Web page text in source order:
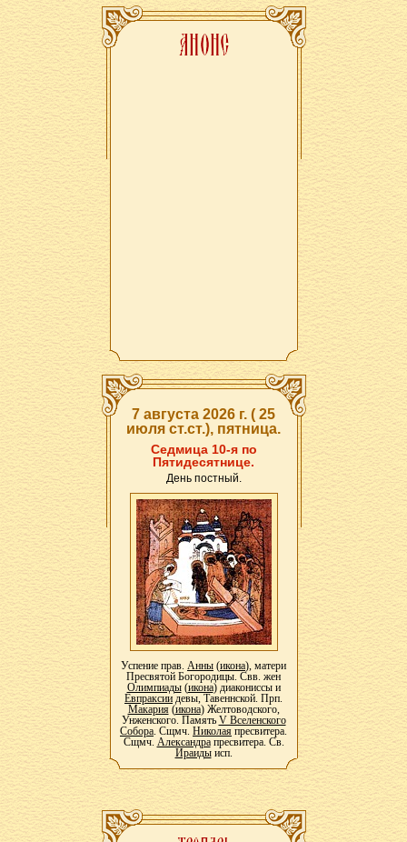
7 августа 2026 г. ( 25
июля ст.ст.), пятница.
Седмица 10-я по
Пятидесятнице.
День постный.
Успение прав. Анны (икона), матери
Пресвятой Богородицы. Свв. жен
Олимпиады(икона) диакониссы и
Евпраксии девы, Тавеннской. Прп.
Макария(икона) Желтоводского,
Унженского. Память V Вселенского
Собора. Сщмч. Николая пресвитера.
Сщмч. Александрапресвитера. Св.
Ираидыисп.